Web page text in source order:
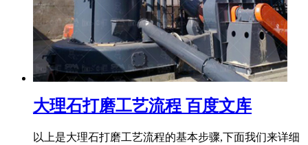
大理石打磨工艺流程 百度文库
以上是大理石打磨工艺流程的基本步骤,下面我们来详细